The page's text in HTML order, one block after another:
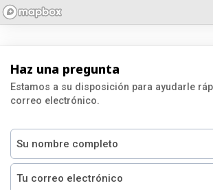
Haz una pregunta
Estamos a su disposición para ayudarle
correo electrónico.